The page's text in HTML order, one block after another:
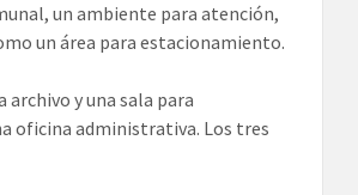
un ambiente para atención,
un área para estacionamiento.
y una sala para
oficina administrativa. Los tres